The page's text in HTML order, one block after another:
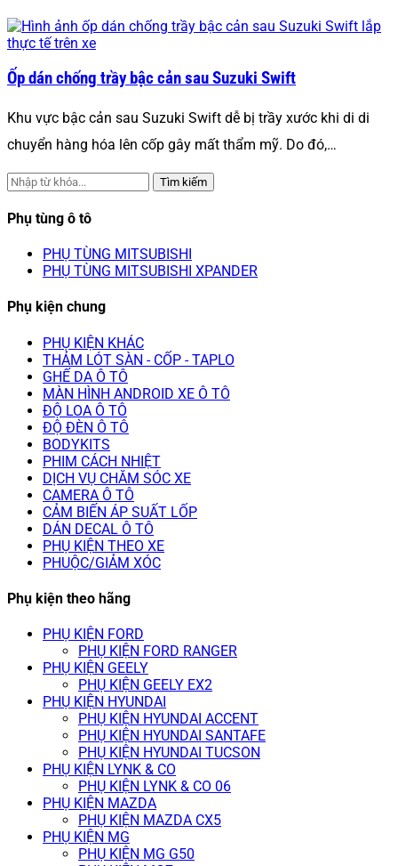
Ốp dán chống trầy bậc cản sau Suzuki Swift
Khu vực bậc cản sau Suzuki Swift dễ bị trầy xước khi di di
chuyển hàng hóa lên cốp gây mất thẩm mỹ. Do đó,…
Tìm kiếm
Phụ tùng ô tô
PHỤ TÙNG MITSUBISHI
PHỤ TÙNG MITSUBISHI XPANDER
Phụ kiện chung
PHỤ KIỆN KHÁC
THẢM LÓT SÀN - CỐP - TAPLO
GHẾ DA Ô TÔ
MÀN HÌNH ANDROID XE Ô TÔ
ĐỘ LOA Ô TÔ
ĐỘ ĐÈN Ô TÔ
BODYKITS
PHIM CÁCH NHIỆT
DỊCH VỤ CHĂM SÓC XE
CAMERA Ô TÔ
CẢM BIẾN ÁP SUẤT LỐP
DÁN DECAL Ô TÔ
PHỤ KIỆN THEO XE
PHUỘC/GIẢM XÓC
Phụ kiện theo hãng
PHỤ KIỆN FORD
PHỤ KIỆN FORD RANGER
PHỤ KIỆN GEELY
PHỤ KIỆN GEELY EX2
PHỤ KIỆN HYUNDAI
PHỤ KIỆN HYUNDAI ACCENT
PHỤ KIỆN HYUNDAI SANTAFE
PHỤ KIỆN HYUNDAI TUCSON
PHỤ KIỆN LYNK & CO
PHỤ KIỆN LYNK & CO 06
PHỤ KIỆN MAZDA
PHỤ KIỆN MAZDA CX5
PHỤ KIỆN MG
PHỤ KIỆN MG G50